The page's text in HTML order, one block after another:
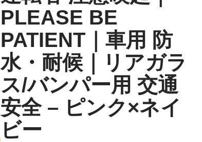
PLEASE BE
PATIENT｜車用 防
水・耐候｜リアガラ
ス/バンパー用 交通
安全 – ピンク×ネイ
ビー